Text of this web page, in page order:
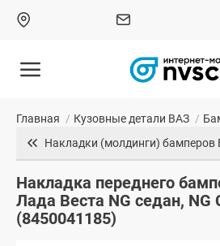
Главная / Кузовные детали ВАЗ /
Накладки (молдинги) бамперов
Накладка переднего
Лада Веста NG седан, NG
(8450041185)